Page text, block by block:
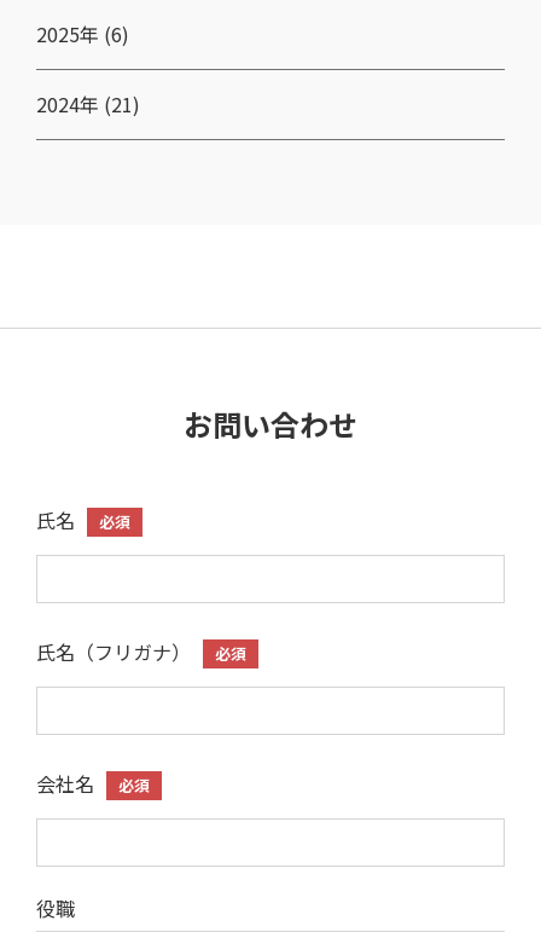
2025年 (6)
2024年 (21)
お問い合わせ
氏名 必須
氏名（フリガナ） 必須
会社名 必須
役職